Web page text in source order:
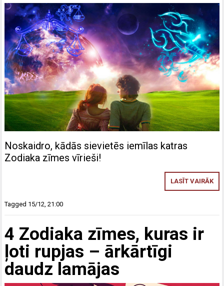
Noskaidro, kādās sievietēs iemīlas katras
Zodiaka zīmes vīrieši!
LASĪT VAIRĀK
Tagged 15/12,21:00
4 Zodiaka zīmes, kuras ir
ļoti rupjas – ārkārtīgi
daudz lamājas